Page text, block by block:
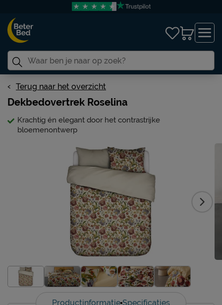
Terug naar het overzicht
Dekbedovertrek Roselina
Krachtig én elegant door het contrastrijke
bloemenontwerp
Productinformatie Specificaties